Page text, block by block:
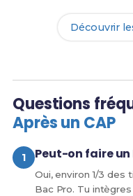
Découvrir
Questions
Après un CAP
Peut-on faire un
Oui, environ 1/3 des
Bac Pro. Tu